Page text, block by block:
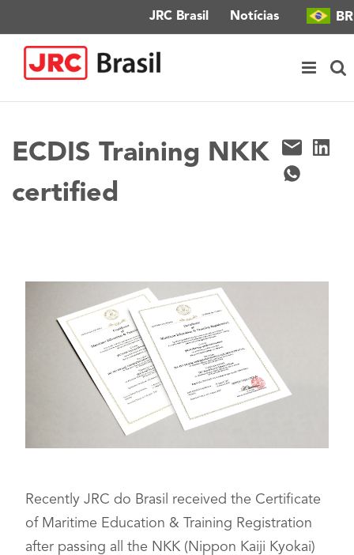
conteúdo
JRC Brasil Notícias BR
ECDIS Training NKK
certified
Recently JRC do Brasil received the Certificate
of Maritime Education & Training Registration
after passing all the NKK (Nippon Kaiji Kyokai)